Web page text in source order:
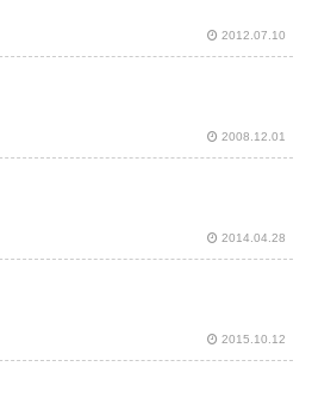
2012.07.10
2008.12.01
2014.04.28
2015.10.12